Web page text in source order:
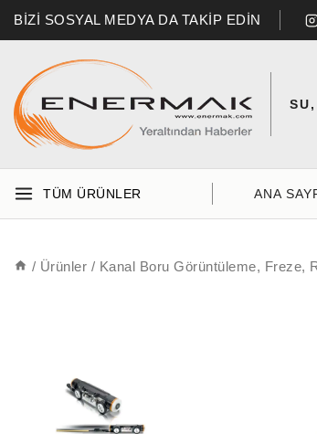
BİZİ SOSYAL MEDYA DA TAKİP EDİN
TÜM ÜRÜNLER ANA
/ Ürünler / Kanal Boru Görüntüleme, Freze,